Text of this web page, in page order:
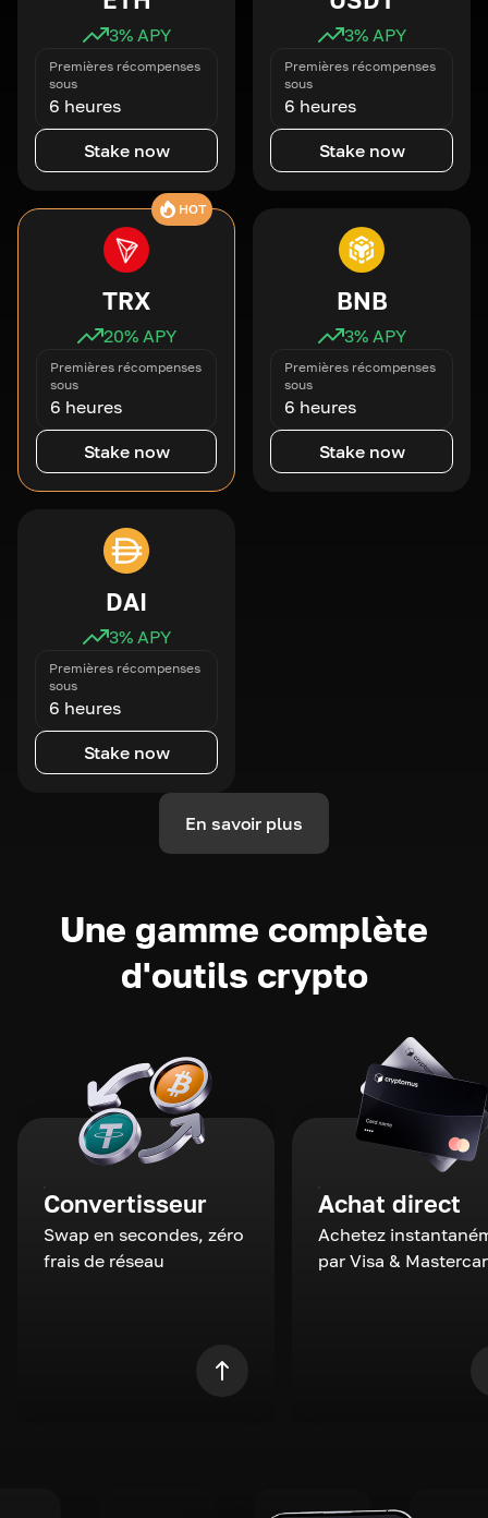
3% APY
Premières récompenses
sous
6 heures
Stake now
3% APY
Premières récompenses
sous
6 heures
Stake now
HOT
TRX
20% APY
Premières récompenses
sous
6 heures
Stake now
BNB
3% APY
Premières récompenses
sous
6 heures
Stake now
DAI
3% APY
Premières récompenses
sous
6 heures
Stake now
En savoir plus
Une gamme complète
d'outils crypto
Convertisseur
Swap en secondes, zéro
frais de réseau
Achat direct
Achetez
par Visa &